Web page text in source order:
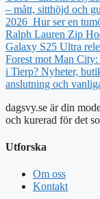
– mått, sitthöjd och
2026 Hur ser en
Ralph Lauren Zip
Galaxy S25 Ultra
Forest mot Man
i Tierp? Nyheter,
anslutning och
dagsvy.se är din
och kurerad för det
Utforska
Om oss
Kontakt